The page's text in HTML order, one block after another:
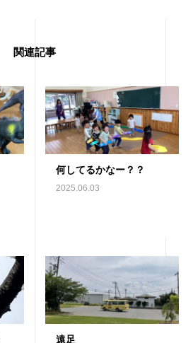
関連記事
何してるかなー？？
2025.06.03
遠足